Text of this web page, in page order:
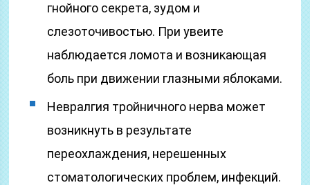
гнойного секрета, зудом и
слезоточивостью. При увеите
наблюдается ломота и возникающая
боль при движении глазными яблоками.
Невралгия тройничного нерва может
возникнуть в результате
переохлаждения, нерешенных
стоматологических проблем, инфекций.